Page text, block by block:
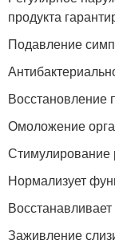
продукта
Подавление
Восстановление
Омоложение
Стимулирование
Нормализует
Заживление